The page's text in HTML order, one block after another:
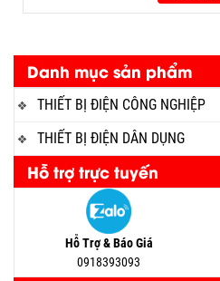
Danh mục sản phẩm
THIẾT BỊ ĐIỆN CÔNG NGHIỆP
THIẾT BỊ ĐIỆN DÂN DỤNG
Hỗ trợ trực tuyến
Hỗ Trợ & Báo Giá
0918393093